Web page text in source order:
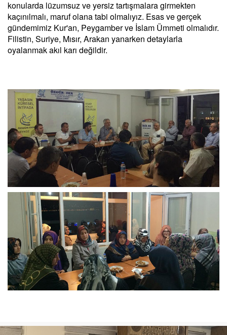
konularda lüzumsuz ve yersiz tartışmalara girmekten
kaçınılmalı, maruf olana tabi olmalıyız. Esas ve gerçek
gündemimiz Kur'an, Peygamber ve İslam Ümmeti olmalıdır.
Filistin, Suriye, Mısır, Arakan yanarken detaylarla
oyalanmak akıl karı değildir.